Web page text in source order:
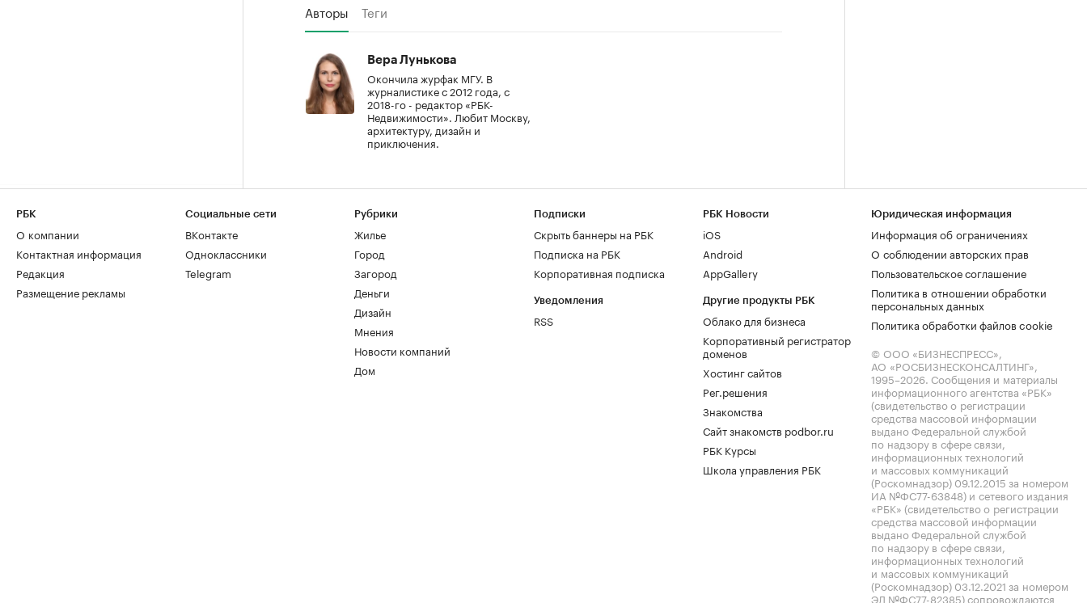
Авторы Теги
Вера Лунькова
Окончила журфак МГУ. В
журналистике с 2012 года, с
2018-го - редактор «РБК-
Недвижимости». Любит Москву,
архитектуру, дизайн и
приключения.
РБК
О компании
Контактная информация
Редакция
Размещение рекламы
Социальные сети
ВКонтакте
Одноклассники
Telegram
Рубрики
Жилье
Город
Загород
Деньги
Дизайн
Мнения
Новости компаний
Дом
Подписки
Скрыть баннеры на РБК
Подписка на РБК
Корпоративная подписка
Уведомления
RSS
РБК Новости
iOS
Android
AppGallery
Другие продукты РБК
Облако для бизнеса
Корпоративный регистратор
доменов
Хостинг сайтов
Рег.решения
Знакомства
Сайт знакомств podbor.ru
РБК Курсы
Школа управления РБК
Юридическая информация
Информация об ограничениях
О соблюдении авторских прав
Пользовательское соглашение
Политика в отношении обработки
персональных данных
Политика обработки файлов cookie
© ООО «БИЗНЕСПРЕСС»,
АО «РОСБИЗНЕСКОНСАЛТИНГ»,
1995–2026. Сообщения и материалы
информационного агентства «РБК»
(свидетельство о регистрации
средства массовой информации
выдано Федеральной службой
по надзору в сфере связи,
информационных технологий
и массовых коммуникаций
(Роскомнадзор) 09.12.2015 за номером
ИА №ФС77-63848) и сетевого издания
«РБК» (свидетельство о регистрации
средства массовой информации
выдано Федеральной службой
по надзору в сфере связи,
информационных технологий
и массовых коммуникаций
(Роскомнадзор) 03.12.2021 за номером
ЭЛ №ФС77-82385) сопровождаются